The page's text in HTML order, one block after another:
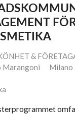
&
Marangoni
Milano